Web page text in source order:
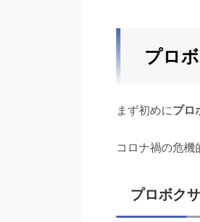
プロ
まず初めにプロ
コロナ禍の危機
プロボク